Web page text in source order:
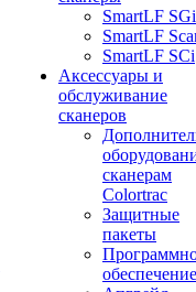
SmartLF SGi
SmartLF
SmartLF SCi
Аксессуары и
обслуживание
сканеров
сканерам
Colortrac
Защитные
пакеты
обеспечение